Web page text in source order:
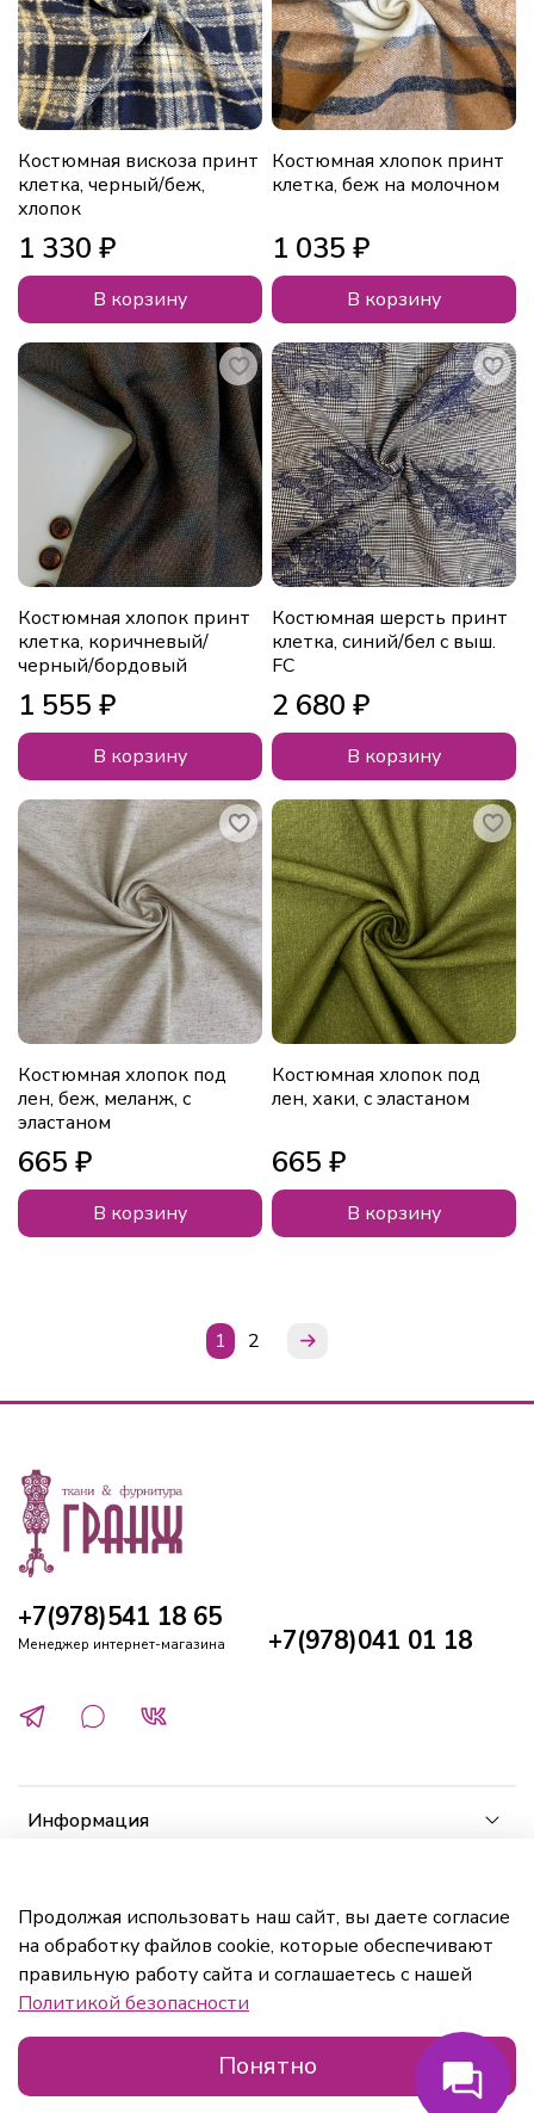
Костюмная вискоза принт
клетка, черный/беж,
хлопок
1 330 ₽
В корзину
Костюмная хлопок принт
клетка, беж на молочном
1 035 ₽
В корзину
Костюмная хлопок принт
клетка, коричневый/
черный/бордовый
1 555 ₽
В корзину
Костюмная шерсть принт
клетка, синий/бел с выш.
FC
2 680 ₽
В корзину
Костюмная хлопок под
лен, беж, меланж, с
эластаном
665 ₽
В корзину
Костюмная хлопок под
лен, хаки, с эластаном
665 ₽
В корзину
1 2
Информация
Кабинет
+7(978)541 18 65
Менеджер интернет-магазина +7(978)041 01 18
Продолжая использовать наш сайт, вы даете согласие
на обработку файлов cookie, которые обеспечивают
правильную работу сайта и соглашаетесь с нашей
Политикой безопасности
Понятно